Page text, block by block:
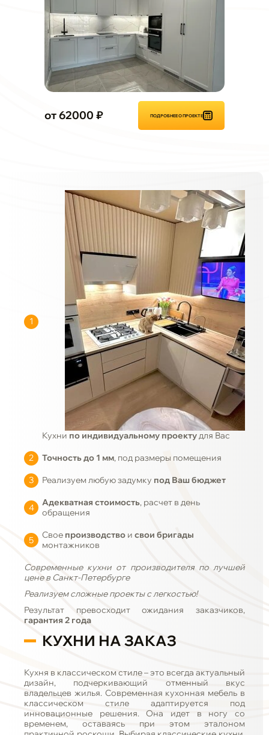
от 62000 ₽ ПОДРОБНЕЕ О ПРОЕКТЕ
Кухни по индивидуальному проектудля Вас
Точность до 1 мм, под размеры помещения
Реализуем любую задумку под Ваш бюджет
Адекватная стоимость, расчет в день
обращения
Свое производство и свои бригады
монтажников
Современныекухни от производителя по лучшей
цене в Санкт-Петербурге
Реализуем сложные проекты с легкостью!
Результат превосходит ожидания заказчиков,
гарантия 2 года
КУХНИ НА ЗАКАЗ
Кухня в классическом стиле – это всегда актуальный
дизайн, подчеркивающий отменный вкус
владельцев жилья. Современная кухонная мебель в
классическом стиле адаптируется под
инновационные решения. Она идет в ногу со
временем, оставаясь при этом эталоном